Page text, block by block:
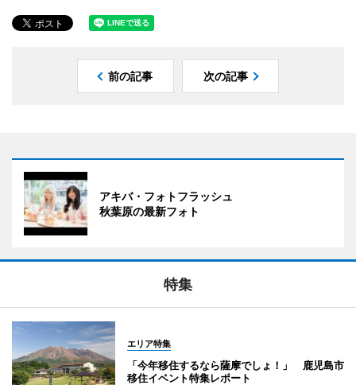
前の記事 次の記事
アキバ・フォトフラッシュ
秋葉原の最新フォト
特集
エリア特集
「今年移住するなら薩摩でしょ！」 鹿児島市
移住イベント特集レポート